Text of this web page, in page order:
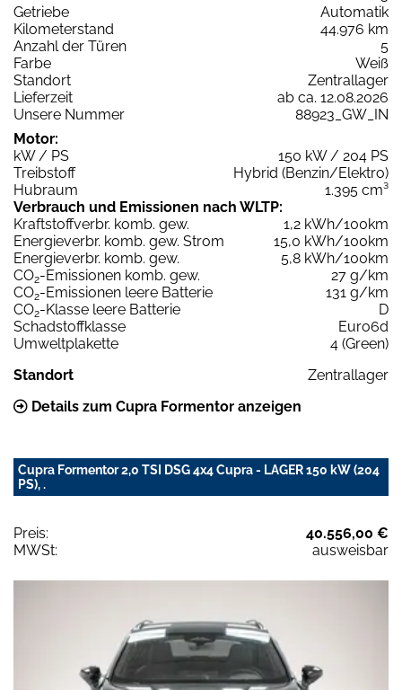
Getriebe
Automatik
Kilometerstand
44.976 km
Anzahl der Türen
5
Farbe
Weiß
Standort
Zentrallager
Lieferzeit
ab ca. 12.08.2026
Unsere Nummer
88923_GW_IN
Motor:
kW / PS
150 kW / 204 PS
Treibstoff
Hybrid (Benzin/Elektro)
Hubraum
1.395 cm³
Verbrauch und Emissionen nach WLTP:
Kraftstoffverbr. komb. gew.
1,2 kWh/100km
Energieverbr. komb. gew. Strom
15,0 kWh/100km
Energieverbr. komb. gew.
5,8 kWh/100km
CO2-Emissionen komb. gew.
27 g/km
CO2-Emissionen leere Batterie
131 g/km
CO2-Klasse leere Batterie
D
Schadstoffklasse
Euro6d
Umweltplakette
4 (Green)
Standort
Zentrallager
Details zum Cupra Formentor anzeigen
Cupra Formentor 2,0 TSI DSG 4x4 Cupra - LAGER 150 kW (204
PS), .
Preis:
40.556,00 €
MWSt:
ausweisbar